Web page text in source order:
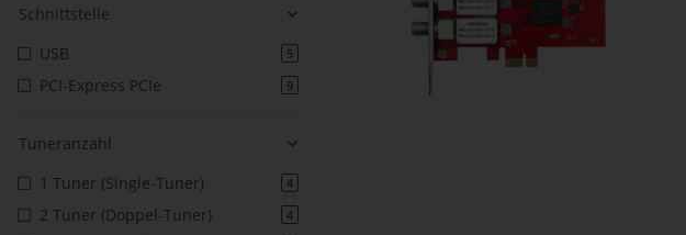
Schnittstelle
USB
5
PCI-Express PCIe 9
Tuneranzahl
1 Tuner (Single-Tuner)
4
2 Tuner (Doppel-Tuner) 4